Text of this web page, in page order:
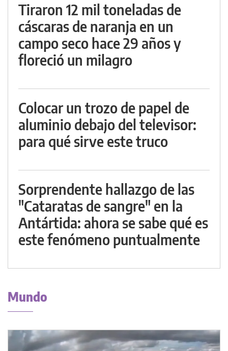
Tiraron 12 mil toneladas de
cáscaras de naranja en un
campo seco hace 29 años y
floreció un milagro
Colocar un trozo de papel de
aluminio debajo del televisor:
para qué sirve este truco
Sorprendente hallazgo de las
"Cataratas de sangre" en la
Antártida: ahora se sabe qué es
este fenómeno puntualmente
Mundo